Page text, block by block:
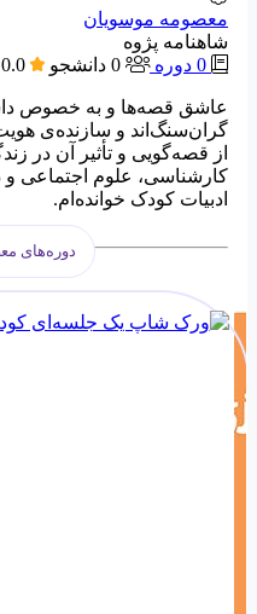
معصومه موسویان
شاهنامه پژوه
عاشق قصه‌ها و به خصوص
گران‌سنگ‌اند و سازنده‌ی
از قصه‌گویی و تأثیر آن در
کارشناسی، علوم اجتماعی
ادبیات کودک خوانده‌ام.
دوره‌های